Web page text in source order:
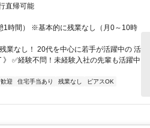
OK！ ・転勤なし ・直行直帰可能
1時間） ※基本的に残業なし（月0～10時
業なし！ 20代を中心に若手が活躍中の 活
✅経験不問！未経験入社の先輩も活躍中
迎 住宅手当あり 残業なし
ピアスOK